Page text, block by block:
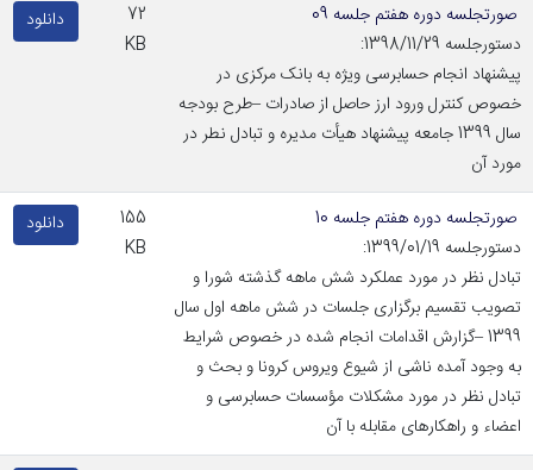
صورتجلسه دوره هفتم جلسه 09
دستورجلسه 1398/11/29:
پیشنهاد انجام حسابرسی ویژه به بانک مرکزی در
خصوص کنترل ورود ارز حاصل از صادرات –طرح بودجه
سال 1399 جامعه پیشنهاد هیأت مدیره و تبادل نطر در
مورد آن
72
KB
دانلود
صورتجلسه دوره هفتم جلسه 10
دستورجلسه 1399/01/19:
تبادل نظر در مورد عملکرد شش ماهه گذشته شورا و
تصویب تقسیم برگزاری جلسات در شش ماهه اول سال
1399 –گزارش اقدامات انجام شده در خصوص شرایط
به وجود آمده ناشی از شیوع ویروس کرونا و بحث و
تبادل نظر در مورد مشکلات مؤسسات حسابرسی و
اعضاء و راهکارهای مقابله با آن
155
KB
دانلود